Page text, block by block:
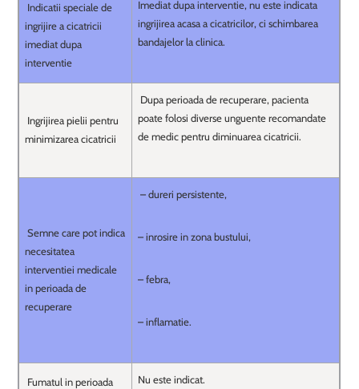
Indicatii speciale de
ingrijire a cicatricii
imediat dupa
interventie
Imediat dupa interventie, nu este indicata
ingrijirea acasa a cicatricilor, ci schimbarea
bandajelor la clinica.
Ingrijirea pielii pentru
minimizarea cicatricii
Dupa perioada de recuperare, pacienta
poate folosi diverse unguente recomandate
de medic pentru diminuarea cicatricii.
Semne care pot indica
necesitatea
interventiei medicale
in perioada de
recuperare
– dureri persistente,
– inrosire in zona bustului,
– febra,
– inflamatie.
Fumatul in perioada
Nu este indicat.